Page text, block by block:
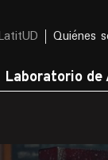
Quiénes
Laboratorio de